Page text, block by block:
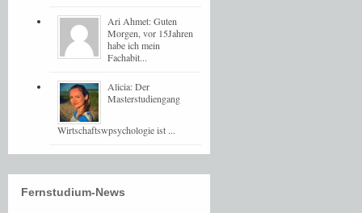
Ari Ahmet: Guten
Morgen, vor 15Jahren
habe ich mein
Fachabit...
Alicia: Der
Masterstudiengang
Wirtschaftswpsychologie ist ...
Fernstudium-News